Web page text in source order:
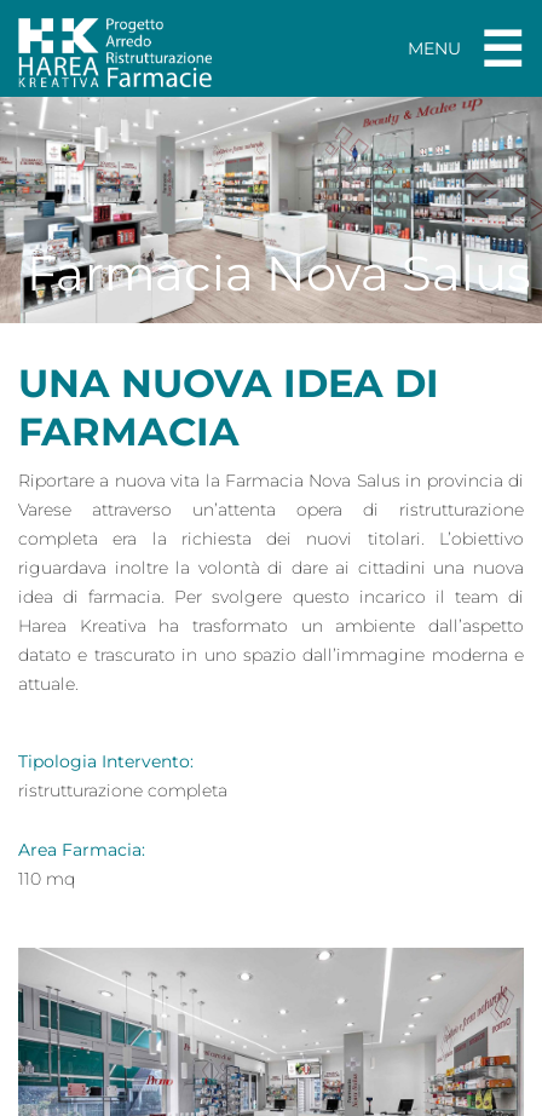
MENU ☰
×
Farmacia Nova Salus
UNA NUOVA IDEA DI
FARMACIA
Riportare a nuova vita la Farmacia Nova Salus in provincia di
Varese attraverso un’attenta opera di ristrutturazione
completa era la richiesta dei nuovi titolari. L’obiettivo
riguardava inoltre la volontà di dare ai cittadini una nuova
idea di farmacia. Per svolgere questo incarico il team di
Harea Kreativa ha trasformato un ambiente dall’aspetto
datato e trascurato in uno spazio dall’immagine moderna e
attuale.
Tipologia Intervento:
ristrutturazione completa
Area Farmacia:
110 mq